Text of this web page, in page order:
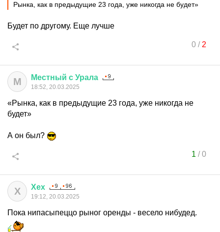
Рынка, как в предыдущие 23 года, уже никогда не будет»
Будет по другому. Еще лучше
0/ 2
М Местный с Урала
18:52, 20.03.2025
«Рынка, как в предыдущие 23 года, уже никогда не
будет»
А он был?
1 /0
Х Хех
19:12, 20.03.2025
Пока нипасыпеццо рыног оренды - весело нибудед.